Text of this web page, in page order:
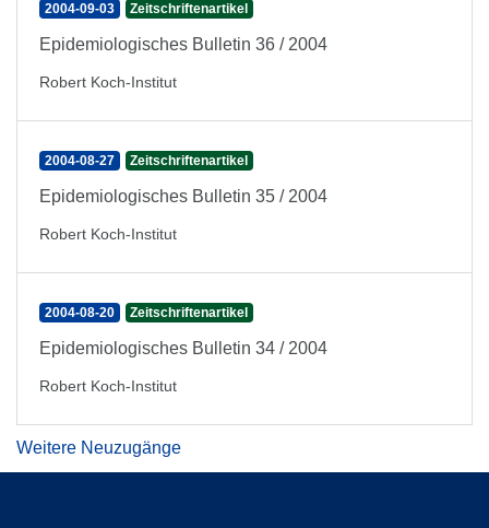
2004-09-03 Zeitschriftenartikel
Epidemiologisches Bulletin 36 / 2004
Robert Koch-Institut
2004-08-27 Zeitschriftenartikel
Epidemiologisches Bulletin 35 / 2004
Robert Koch-Institut
2004-08-20 Zeitschriftenartikel
Epidemiologisches Bulletin 34 / 2004
Robert Koch-Institut
Weitere Neuzugänge